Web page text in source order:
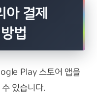
결제
법
Play 스토어 앱을
있습니다.